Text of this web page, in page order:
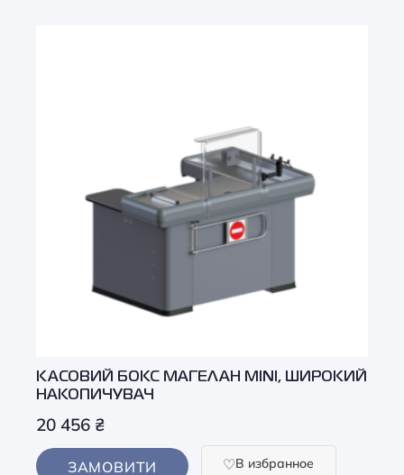
КАСОВИЙ БОКС МАГЕЛАН MINI, ШИРОКИЙ
НАКОПИЧУВАЧ
20 456 ₴
ЗАМОВИТИ В избранное